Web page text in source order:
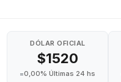
DÓLAR OFICIAL
$1520
=0,00% Últimas 24 hs